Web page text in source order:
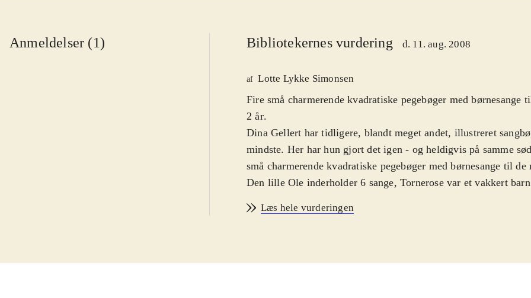
Anmeldelser (1) Bibliotekernes vurdering d. 11. aug. 2008
af Lotte Lykke Simonsen
Fire små charmerende kvadratiske pegebøger med børnesange
2 år.
Dina Gellert har tidligere, blandt meget andet, illustreret
mindste. Her har hun gjort det igen - og heldigvis på samme
små charmerende kvadratiske pegebøger med børnesange til
Den lille Ole inderholder 6 sange, Tornerose var et vakkert
bøger har teksterne til sangene trykt på hver sin afstemte
illustrerer tydeligt de enkelte sanges indhold for de mindste.
Læs hele vurderingen